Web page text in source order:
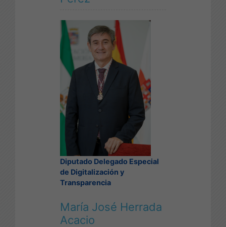
Diputado Delegado Especial
de Digitalización y
Transparencia
María José Herrada
Acacio